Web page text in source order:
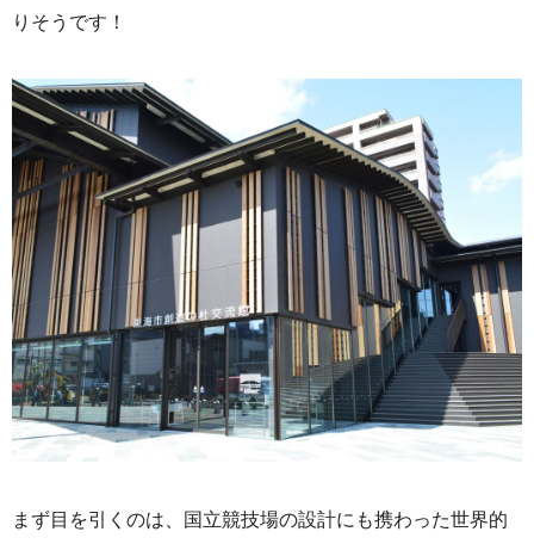
りそうです！
まず目を引くのは、国立競技場の設計にも携わった世界的